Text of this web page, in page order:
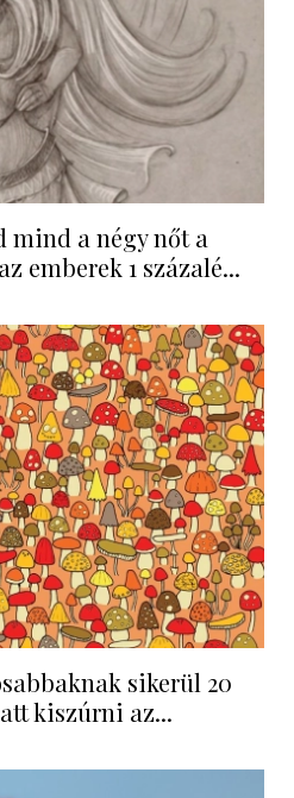
mind a négy nőt a
emberek 1 százalé...
sikerül 20
kiszúrni az...